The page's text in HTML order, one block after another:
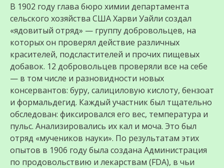
В 1902 году глава бюро химии департамента
сельского хозяйства США Харви Уайли создал
«ядовитый отряд» — группу добровольцев, на
которых он проверял действие различных
красителей, подсластителей и прочих пищевых
добавок. 12 добровольцев проверяли все на себе
— в том числе и разновидности новых
консервантов: буру, салициловую кислоту, бензоат
и формальдегид. Каждый участник был тщательно
обследован: фиксировался его вес, температура и
пульс. Анализировались их кал и моча. Это был
отряд «мучеников науки». По результатам этих
опытов в 1906 году была создана Администрация
по продовольствию и лекарствам (FDA), в чьи